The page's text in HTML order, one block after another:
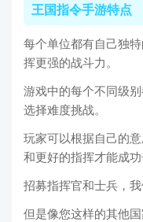
王国指令手游特点
每个单位都有自己独
挥更强的战斗力。
游戏中的每个不同级
选择难度挑战。
玩家可以根据自己的
和更好的指挥才能成功
招募指挥官和士兵，
但是像您这样的其他